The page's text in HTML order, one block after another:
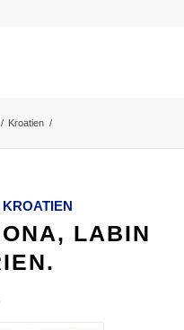
/ Kroatien /
KROATIEN
LABIN